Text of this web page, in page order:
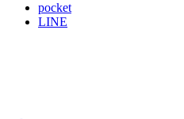
pocket
LINE